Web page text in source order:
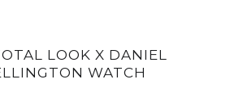
LOOK X DANIEL
WATCH